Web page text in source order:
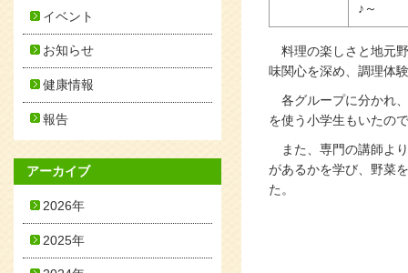
♪～
料理の楽しさと地元
味関心を深め、調理体
各グループに分かれ
を使う小学生もいたの
また、専門の講師よ
があるかを学び、野菜
た。
イベント
お知らせ
健康情報
報告
アーカイブ
2026年
2025年